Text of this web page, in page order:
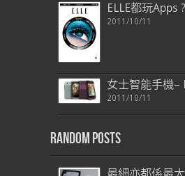
ELLE都玩Apps ?
2011/10/11
女士智能手機–
2011/10/11
Random Posts